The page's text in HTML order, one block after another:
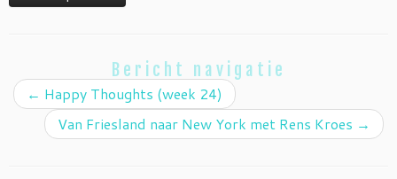
Bericht navigatie
← Happy Thoughts (week 24)
Van Friesland naar New York met Rens Kroes →